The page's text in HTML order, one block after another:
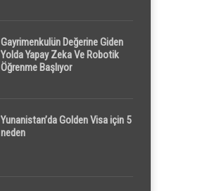
Gayrimenkulün Değerine Giden
Yolda Yapay Zeka Ve Robotik
Öğrenme Başlıyor
Yunanistan’da Golden Visa için 5
neden